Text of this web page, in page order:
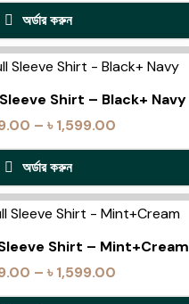
অর্ডার করুন
Shirt – Black+ Navy
– ৳1,599.00
অর্ডার করুন
Shirt – Mint+Cream
– ৳1,599.00